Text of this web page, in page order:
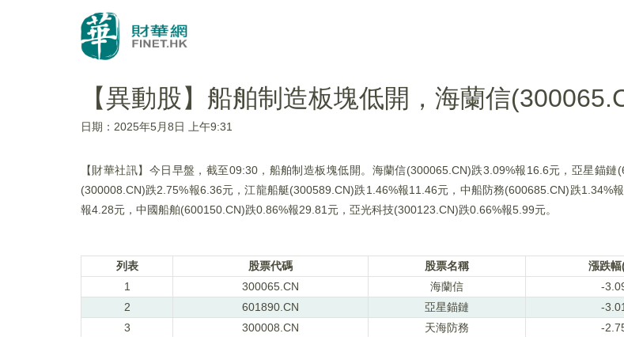
【異動股】船舶制造板塊低開，海蘭信
日期：2025年5月8日 上午9:31
【財華社訊】今日早盤，截至09:30，船舶制造板塊低開。海蘭信(300065.CN)跌3.09%報16.6元，亞星錨
(300008.CN)跌2.75%報6.36元，江龍船艇(300589.CN)跌1.46%報11.46元，中船防務(600685.CN)跌1.34%
報4.28元，中國船舶(600150.CN)跌0.86%報29.81元，亞光科技(300123.CN)跌0.66%報5.99元。
列表 股票代碼 股票名稱 漲跌幅
1
300065.CN 海蘭信 -
2
601890.CN 亞星錨鏈 -3.01
3
300008.CN 天海防務 -